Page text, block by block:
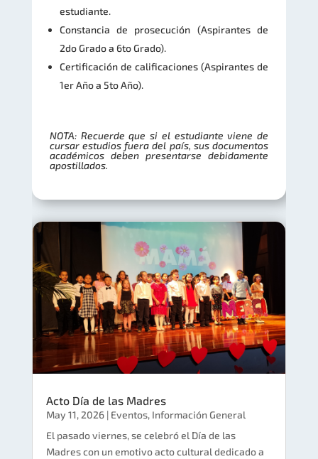
estudiante.
Constancia de prosecución (Aspirantes de
2do Grado a 6to Grado).
Certificación de calificaciones (Aspirantes de
1er Año a 5to Año).
NOTA: Recuerde que si el estudiante viene de
cursar estudios fuera del país, sus documentos
académicos deben presentarse debidamente
apostillados.
Acto Día de las Madres
May 11, 2026| Eventos, Información General
El pasado viernes, se celebró el Día de las
Madres con un emotivo acto cultural dedicado a